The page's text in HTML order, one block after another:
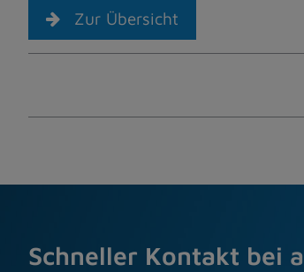
Zur Übersicht
Schneller Kontakt bei